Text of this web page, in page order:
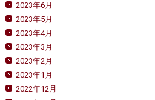
2023年6月
2023年5月
2023年4月
2023年3月
2023年2月
2023年1月
2022年12月